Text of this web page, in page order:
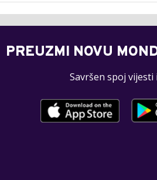
PREUZMI NOVU
Savršen spoj vijesti